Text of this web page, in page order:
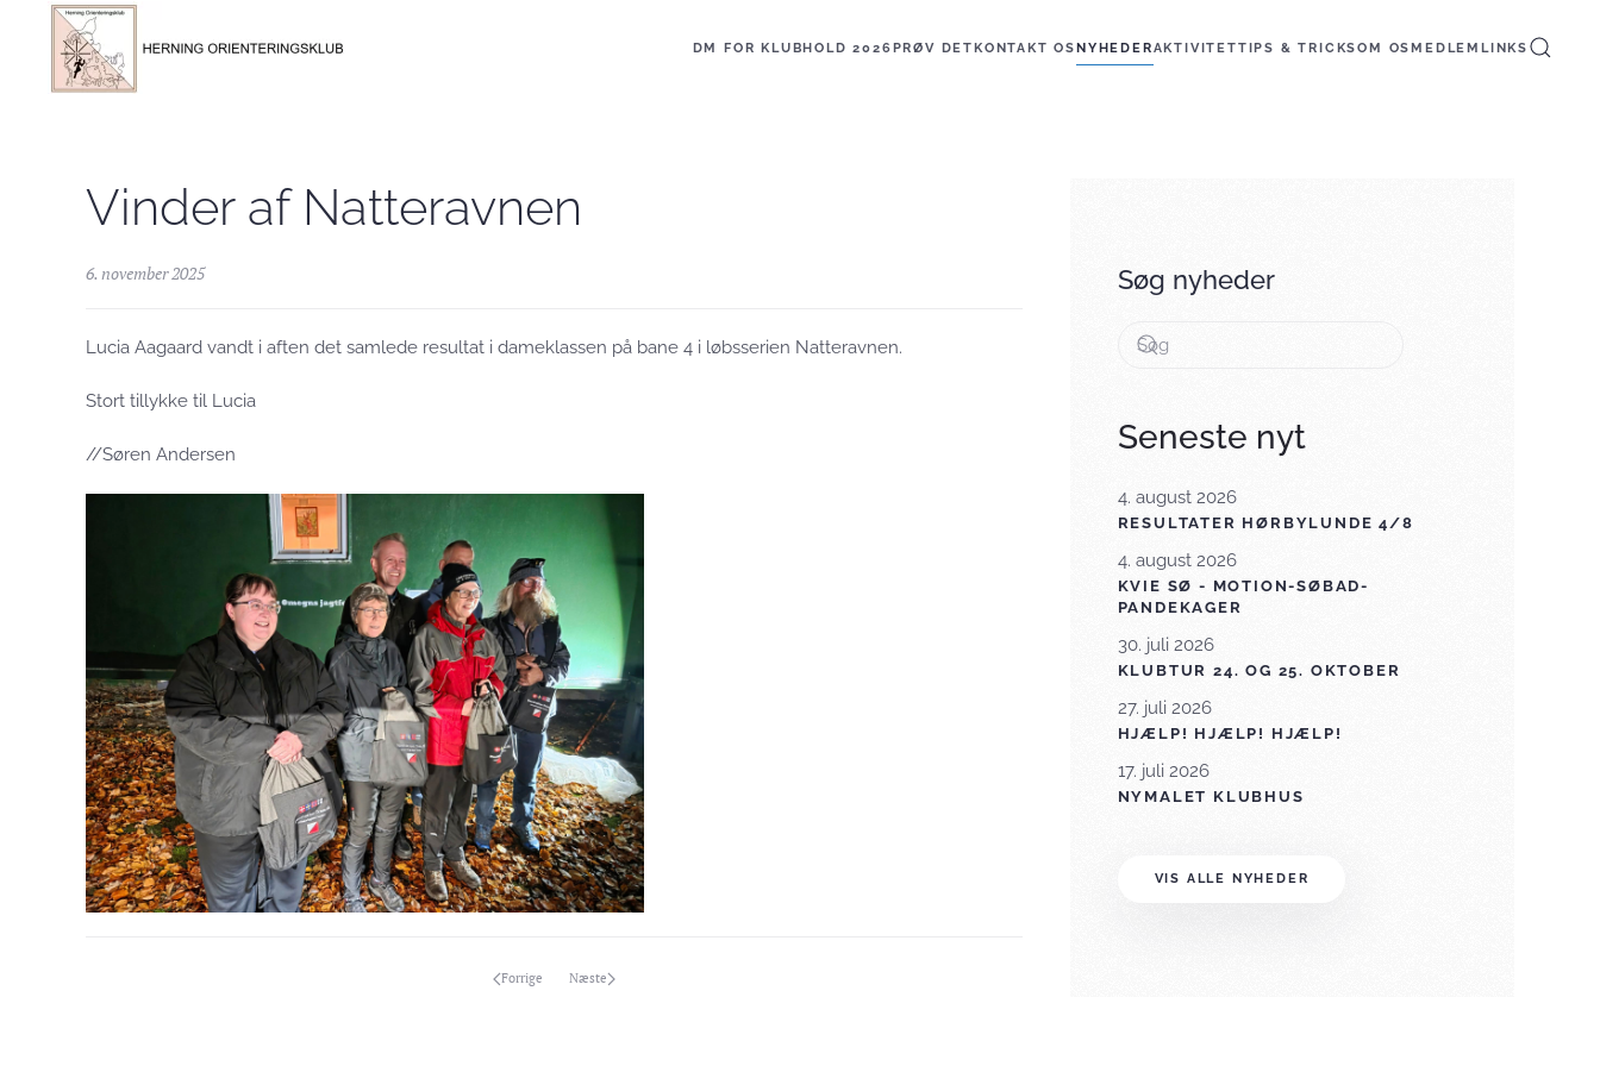
Skip to main content DM FOR KLUBHOLD 2026PRØV DETKONTAKT OSNYHEDERAKTIVITETTIPS & TRICKSOM OSMEDLEM LINKS
Vinder af Natteravnen
6. november 2025
Lucia Aagaard vandt i aften det samlede resultat i dameklassen på bane 4 i løbsserien Natteravnen.
Stort tillykke til Lucia
//Søren Andersen
Forrige Næste
Søg nyheder
Seneste nyt
4. august 2026
RESULTATER HØRBYLUNDE 4/8
4. august 2026
KVIE SØ - MOTION-SØBAD-
PANDEKAGER
30. juli 2026
KLUBTUR 24. OG 25. OKTOBER
27. juli 2026
HJÆLP! HJÆLP! HJÆLP!
17. juli 2026
NYMALET KLUBHUS
VIS ALLE NYHEDER